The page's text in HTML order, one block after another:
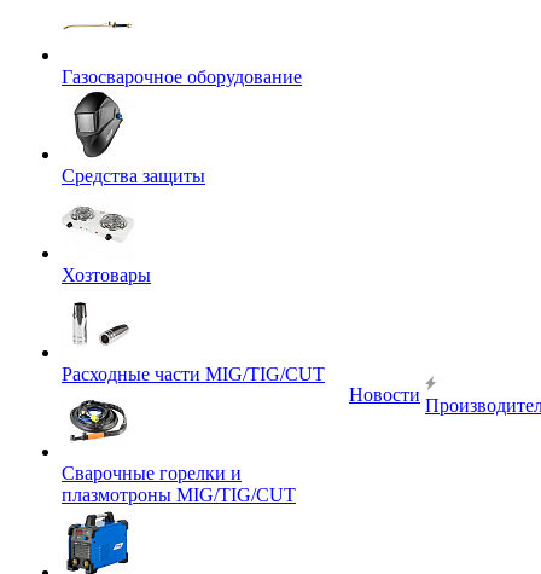
Газосварочное оборудование
Средства защиты
Хозтовары
Расходные части MIG/TIG/CUT
Сварочные горелки и
плазмотроны MIG/TIG/CUT
Новости